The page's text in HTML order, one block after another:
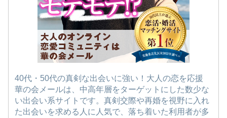
40代・50代の真剣な出会いに強い！大人の恋を応援
華の会メールは、中高年層をターゲットにした数少な
い出会い系サイトです。真剣交際や再婚を視野に入れ
た出会いを求める人に人気で、落ち着いた利用者が多